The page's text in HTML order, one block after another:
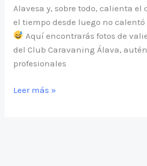
Alavesa y, sobre todo, calienta el
el tiempo desde luego no calentó
Aquí encontrarás fotos de
del Club Caravaning Álava,
profesionales
Acampada
Leer más »